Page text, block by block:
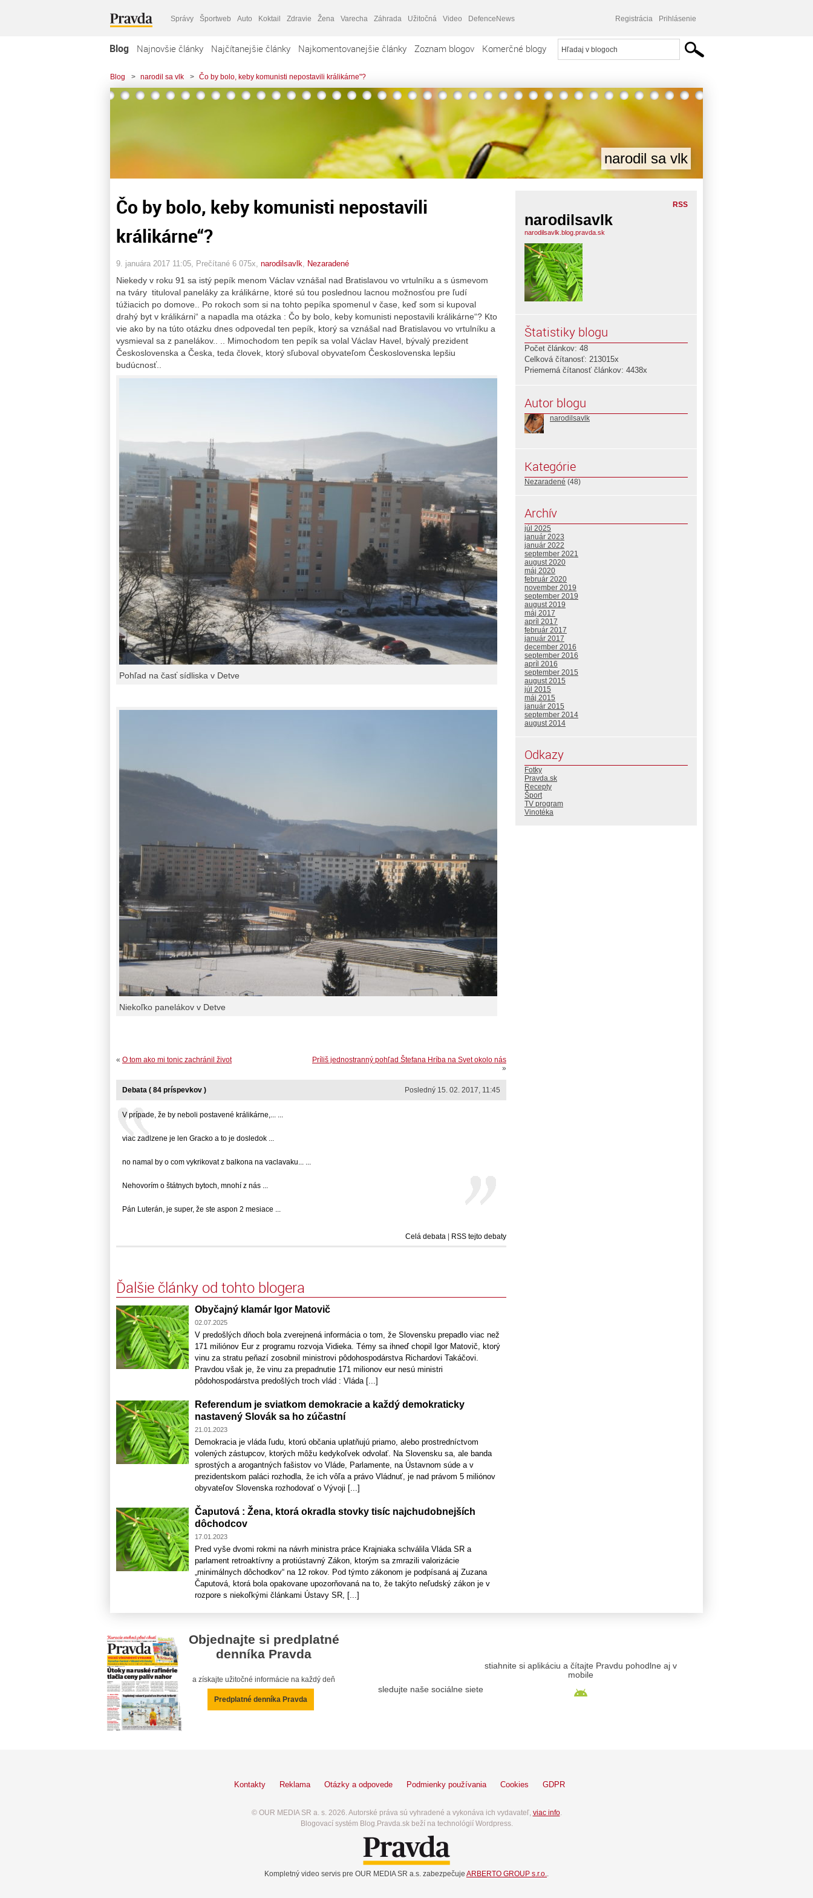
Správy Športweb Auto Koktail Zdravie Žena Varecha Záhrada Užitočná Video DefenceNews Registrácia Prihlásenie
Blog Najnovšie články Najčítanejšie články Najkomentovanejšie články Zoznam blogov Komerčné blogy
Blog > narodil sa vlk > Čo by bolo, keby komunisti nepostavili králikárne"?
narodil sa vlk
Čo by bolo, keby komunisti nepostavili
králikárne“?
9. januára 2017 11:05 , Prečítané 6 075x, narodilsavlk Nezaradené
Niekedy v roku 91 sa istý pepík menom Václav vznášal nad Bratislavou vo vrtulníku a s úsmevom
na tváry tituloval paneláky za králikárne, ktoré sú tou poslednou lacnou možnosťou pre ľudí
túžiacich po domove.. Po rokoch som si na tohto pepíka spomenul v čase, keď som si kupoval
drahý byt v králikárni“ a napadla ma otázka : Čo by bolo, keby komunisti nepostavili králikárne“? Kto
vie ako by na túto otázku dnes odpovedal ten pepík, ktorý sa vznášal nad Bratislavou vo vrtulníku a
vysmieval sa z panelákov.. .. Mimochodom ten pepík sa volal Václav Havel, bývalý prezident
Československa a Česka, teda človek, ktorý sľuboval obyvateľom Československa lepšiu
budúcnosť..
Pohľad na časť sídliska v Detve
Niekoľko panelákov v Detve
Príliš jednostranný pohľad Štefana Hríba na Svet okolo nás
»
« O tom ako mi tonic zachránil život
Posledný 15. 02. 2017, 11:45
Debata ( 84 príspevkov )
V prípade, že by neboli postavené králikárne,... ...
viac zadlzene je len Gracko a to je dosledok ...
no namal by o com vykrikovat z balkona na vaclavaku... ...
Nehovorím o štátnych bytoch, mnohí z nás ...
Pán Luterán, je super, že ste aspon 2 mesiace ...
Celá debata | RSS tejto debaty
Ďalšie články od tohto blogera
Obyčajný klamár Igor Matovič
02.07.2025
V predošlých dňoch bola zverejnená informácia o tom, že Slovensku prepadlo viac než
171 miliónov Eur z programu rozvoja Vidieka. Témy sa ihneď chopil Igor Matovič, ktorý
vinu za stratu peňazí zosobnil ministrovi pôdohospodárstva Richardovi Takáčovi.
Pravdou však je, že vinu za prepadnutie 171 milionov eur nesú ministri
pôdohospodárstva predošlých troch vlád : Vláda [...]
Referendum je sviatkom demokracie a každý demokraticky
nastavený Slovák sa ho zúčastní
21.01.2023
Demokracia je vláda ľudu, ktorú občania uplatňujú priamo, alebo prostredníctvom
volených zástupcov, ktorých môžu kedykoľvek odvolať. Na Slovensku sa, ale banda
sprostých a arogantných fašistov vo Vláde, Parlamente, na Ústavnom súde a v
prezidentskom paláci rozhodla, že ich vôľa a právo Vládnuť, je nad právom 5 miliónov
obyvateľov Slovenska rozhodovať o Vývoji [...]
Čaputová : Žena, ktorá okradla stovky tisíc najchudobnejších
dôchodcov
17.01.2023
Pred vyše dvomi rokmi na návrh ministra práce Krajniaka schválila Vláda SR a
parlament retroaktívny a protiústavný Zákon, ktorým sa zmrazili valorizácie
„minimálnych dôchodkov“ na 12 rokov. Pod týmto zákonom je podpísaná aj Zuzana
Čaputová, ktorá bola opakovane upozorňovaná na to, že takýto neľudský zákon je v
rozpore s niekoľkými článkami Ústavy SR, [...]
RSS
narodilsavlk
narodilsavlk.blog.pravda.sk
Štatistiky blogu
Počet článkov: 48
Celková čítanosť: 213015x
Priemerná čítanosť článkov: 4438x
Autor blogu
narodilsavlk
Kategórie
Nezaradené (48)
Archív
júl 2025
január 2023
január 2022
september 2021
august 2020
máj 2020
február 2020
november 2019
september 2019
august 2019
máj 2017
apríl 2017
február 2017
január 2017
december 2016
september 2016
apríl 2016
september 2015
august 2015
júl 2015
máj 2015
január 2015
september 2014
august 2014
Odkazy
Fotky
Pravda.sk
Recepty
Šport
TV program
Vinotéka
Objednajte si predplatné
denníka Pravda
a získajte užitočné informácie na každý deň
Predplatné denníka Pravda
sledujte naše sociálne siete
stiahnite si aplikáciu a čítajte Pravdu pohodlne aj v
mobile
Kontakty Reklama Otázky a odpovede Podmienky používania Cookies GDPR
© OUR MEDIA SR a. s. 2026. Autorské práva sú vyhradené a vykonáva ich vydavateľ, viac info.
Blogovací systém Blog.Pravda.sk beží na technológií Wordpress.
Kompletný video servis pre OUR MEDIA SR a.s. zabezpečuje ARBERTO GROUP s.r.o..